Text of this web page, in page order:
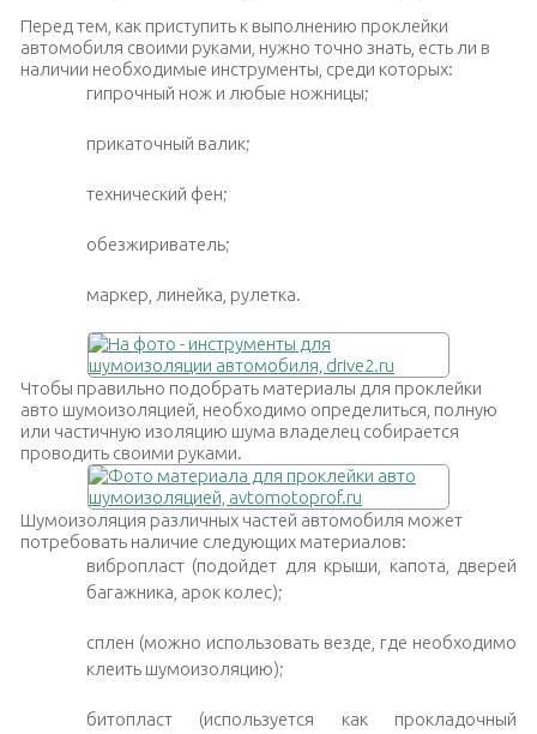
Перед тем, как приступить к выполнению проклейки
автомобиля своими руками, нужно точно знать, есть ли в
наличии необходимые инструменты, среди которых:
гипрочный нож и любые ножницы;
прикаточный валик;
технический фен;
обезжириватель;
маркер, линейка, рулетка.
Чтобы правильно подобрать материалы для проклейки
авто шумоизоляцией, необходимо определиться, полную
или частичную изоляцию шума владелец собирается
проводить своими руками.
Шумоизоляция различных частей автомобиля может
потребовать наличие следующих материалов:
вибропласт (подойдет для крыши, капота, дверей
багажника, арок колес);
сплен (можно использовать везде, где необходимо
клеить шумоизоляцию);
битопласт (используется как прокладочный